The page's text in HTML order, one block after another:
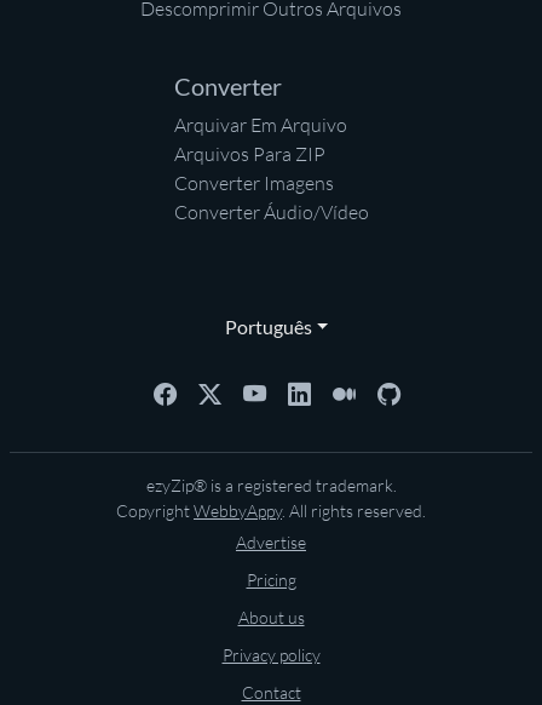
Descomprimir Outros Arquivos
Converter
Arquivar Em Arquivo
Arquivos Para ZIP
Converter Imagens
Converter Áudio/Vídeo
Português
ezyZip® is a registered trademark.
CopyrightWebbyAppy. All rights reserved.
Advertise
Pricing
About us
Privacy policy
Contact